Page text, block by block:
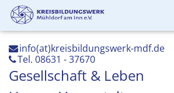
info(at)kreisbildungswerk-mdf.de
Tel. 08631 - 37670
Gesellschaft & Leben